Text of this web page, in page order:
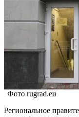
Фото rugrad.eu
Региональное